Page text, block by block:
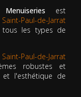
est
Paul-de-Jarrat
les types de
Paul-de-Jarrat
robustes et
et l'esthétique de